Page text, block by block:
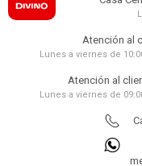
Atención al
Lunes a viernes de
Atención al
Lunes a viernes de